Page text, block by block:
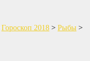
Гороскоп 2018 > Рыбы >